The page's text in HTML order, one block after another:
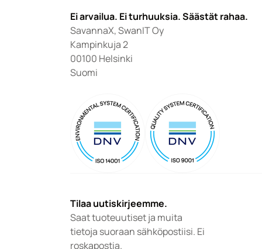
Ei arvailua. Ei turhuuksia. Säästät rahaa.
SavannaX, SwanIT Oy
Kampinkuja 2
00100 Helsinki
Suomi
Tilaa uutiskirjeemme.
Saat tuoteuutiset ja muita
tietoja suoraan sähköpostiisi. Ei
roskapostia.